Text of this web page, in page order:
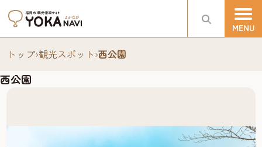
トップ›観光スポット›西公園
西公園